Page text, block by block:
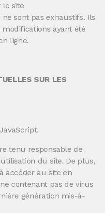
le site
sont pas exhaustifs. Ils
ayant été
ligne.
SUR LES
tenu responsable de
du site. De plus,
accéder au site en
contenant pas de virus
génération mis-à-